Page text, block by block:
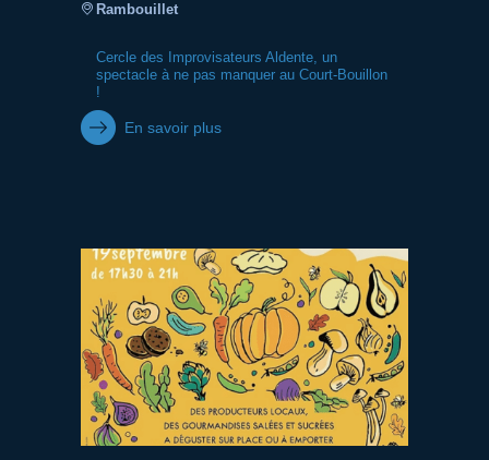
Rambouillet
Cercle des Improvisateurs Aldente, un
spectacle à ne pas manquer au Court-Bouillon
!
En savoir plus